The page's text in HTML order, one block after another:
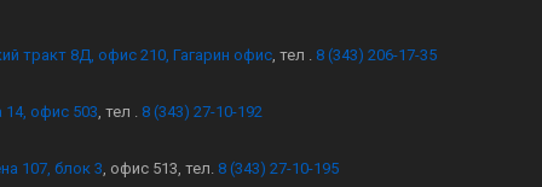
тракт 8Д, офис 210, Гагарин офис, тел . 8 (343) 206-17-35
14, офис 503, тел . 8 (343) 27-10-192
107, блок 3, офис 513, тел. 8 (343) 27-10-195